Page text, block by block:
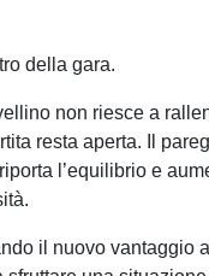
della gara.
non riesce a
resta aperta. Il
l’equilibrio e
il nuovo vantaggio